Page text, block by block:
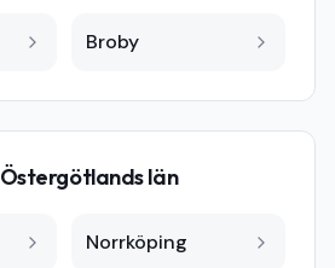
Broby
Östergötlands län
Norrköping